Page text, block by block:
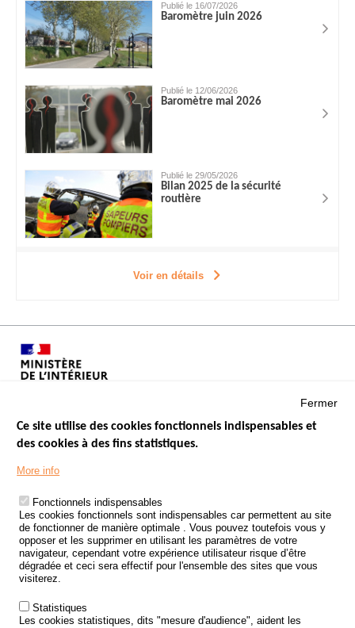
Publié le 16/07/2026
Baromètre juin 2026
Publié le 12/06/2026
Baromètre mai 2026
Publié le 29/05/2026
Bilan 2025 de la sécurité
routière
Voir en détails
Menu
Footer
LES SITES PUBLICS
ÉTAT DE L’INSÉCURITÉ ROUTIÈRE
TRAITEMENT DES DONNÉES PERSONNELLES DES ACCIDENTS DE
LA ROUTE
ETUDES ET RECHERCHES
APPEL À PROJETS
POLITIQUE DE SÉCURITÉ ROUTIÈRE
Fermer
Ce site utilise des cookies fonctionnels indispensables et
des cookies à des fins statistiques.
More info
Fonctionnels indispensables
Les cookies fonctionnels sont indispensables car permettent au site
de fonctionner de manière optimale . Vous pouvez toutefois vous y
opposer et les supprimer en utilisant les paramètres de votre
navigateur, cependant votre expérience utilisateur risque d’être
dégradée et ceci sera effectif pour l'ensemble des sites que vous
visiterez.
Statistiques
Les cookies statistiques, dits "mesure d'audience", aident les